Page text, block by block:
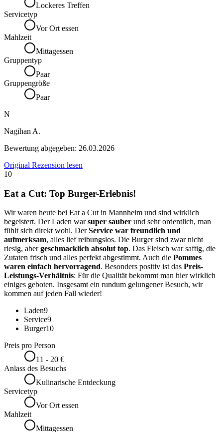
Lockeres Treffen
Servicetyp
Vor Ort essen
Mahlzeit
Mittagessen
Gruppentyp
Paar
Gruppengröße
Paar
N
Nagihan A.
Bewertung abgegeben: 26.03.2026
Original Rezension lesen
10
Eat a Cut: Top Burger-Erlebnis!
Wir waren heute bei Eat a Cut in Mannheim und sind wirklich
begeistert. Der Laden warsuper sauber und sehr ordentlich, man
fühlt sich direkt wohl. DerService war freundlich und
aufmerksam, alles lief reibungslos. Die Burger sind zwar nicht
riesig, abergeschmacklich absolut top. Das Fleisch war saftig, die
Zutaten frisch und alles perfekt abgestimmt. Auch die Pommes
waren einfach hervorragend. Besonders positiv ist das Preis-
Leistungs-Verhältnis: Für die Qualität bekommt man hier wirklich
einiges geboten. Insgesamt ein rundum gelungener Besuch, wir
kommen auf jeden Fall wieder!
Laden9
Service9
Burger10
Preis pro Person
11 - 20 €
Anlass des Besuchs
Kulinarische Entdeckung
Servicetyp
Vor Ort essen
Mahlzeit
Mittagessen